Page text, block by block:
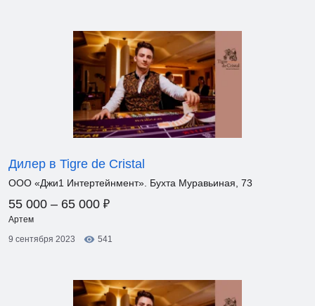
Дилер в Tigre de Cristal
ООО «Джи1 Интертейнмент». Бухта Муравьиная, 73
55 000 – 65 000 ₽
Артем
9 сентября 2023
541